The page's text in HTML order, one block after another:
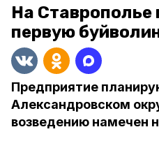
На Ставрополье
первую
Предприятие
Александровском
возведению намечен